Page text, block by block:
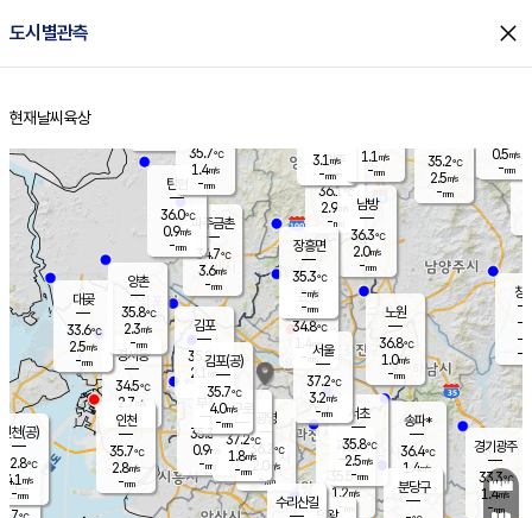
도시별관측 close
홈
현재날씨 육상
의도
양주
36.1℃
2.9
-mm
과천
35.5℃
1.2m/s
- mm
경기광주
33.3℃
1.4m/s
-mm
경서동
34.5℃
2.7 m/s
-mm
파주금촌
34.7℃
3.6m/s
-mm
35.2℃
2.5m/s
-mm
대곶
33.6℃
2.5m/s
-mm
창
-
-m/
-
탄현
36.0℃
0.9m/s
-mm
0.5m/s
-mm
김포
35.2℃
2.1 m/s
mm
광명
36.2 ℃
2.0 m/s
-mm
부천
35.3℃
0.9m/s
-mm
양촌
35.8℃
2.3m/s
-mm
구로
37.2℃
1.8m/s
-mm
은평
34.8℃
1.4 m/s
- mm
노원
36.8℃
1.0m/s
-mm
송파*
36.4℃
1.4m/s
-mm
서초
35.8℃
2.5m/s
-mm
남방
36.3℃
2.0m/s
-mm
수리산길
분당구
장흥면
35.3℃
-m/s
-mm
3.1 m/s
-mm
인천(공)
32.8℃
4.1 m/s
-mm
김포(공)
35.7℃
4.0m/s
-mm
인천
35.7℃
2.8m/s
-mm
서울
37.2℃
3.2m/s
-mm
35.7℃
1.4m/s
-mm
1.1 m/s
-mm